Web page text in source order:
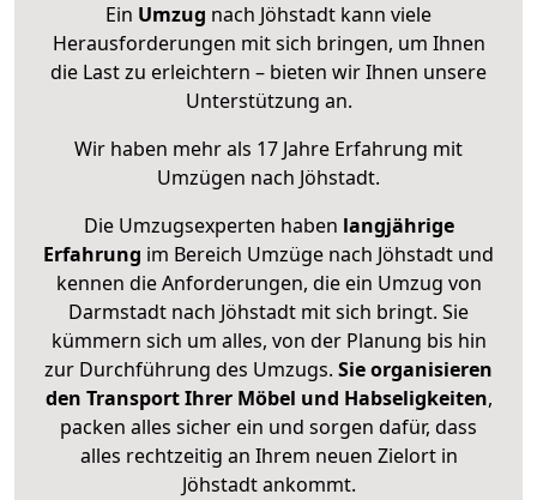
Ein Umzug nach Jöhstadt kann viele
Herausforderungen mit sich bringen, um Ihnen
die Last zu erleichtern – bieten wir Ihnen unsere
Unterstützung an.
Wir haben mehr als 17 Jahre Erfahrung mit
Umzügen nach Jöhstadt.
Die Umzugsexperten haben langjährige
Erfahrung im Bereich Umzüge nach Jöhstadt und
kennen die Anforderungen, die ein Umzug von
Darmstadt nach Jöhstadt mit sich bringt. Sie
kümmern sich um alles, von der Planung bis hin
zur Durchführung des Umzugs. Sie organisieren
den Transport Ihrer Möbel und Habseligkeiten,
packen alles sicher ein und sorgen dafür, dass
alles rechtzeitig an Ihrem neuen Zielort in
Jöhstadt ankommt.